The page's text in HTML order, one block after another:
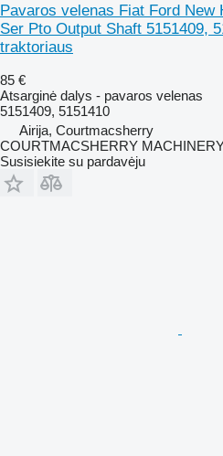
Pavaros velenas Fiat Ford New
Ser Pto Output Shaft 5151409,
traktoriaus
85 €
Atsarginė dalys - pavaros velenas
5151409, 5151410
Airija, Courtmacsherry
COURTMACSHERRY
Susisiekite su pardavėju